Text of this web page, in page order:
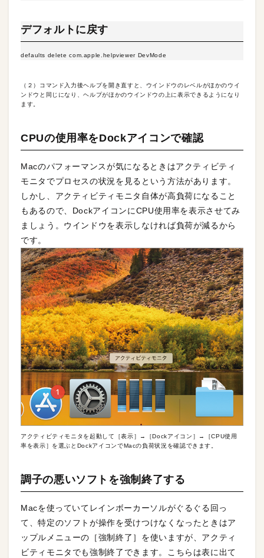
デフォルトに戻す
defaults delete com.apple.helpviewer DevMode
（２）コマンド入力後ヘルプを開き直すと、ウインドウのレベルがほかのウイ
ンドウと同じになり、ヘルプがほかのウインドウの上に表示できるようになり
ます。
CPUの使用率をDockアイコンで確認
Macのパフォーマンスが気になるときはアクティビティ
モニタでプロセスの状況を見るという方法があります。
しかし、アクティビティモニタ自体が高負荷になること
もあるので、DockアイコンにCPU使用率を表示させてみ
ましょう。ウインドウを表示しなければ負荷が減るから
です。
アクティビティモニタを起動して［表示］→［Dockアイコン］→［CPU使用
率を表示］を選ぶとDockアイコンでMacの負荷状況を確認できます。
調子の悪いソフトを強制終了する
Macを使っていてレインボーカーソルがぐるぐる回っ
て、特定のソフトが操作を受けつけなくなったときはア
ップルメニューの［強制終了］を使いますが、アクティ
ビティモニタでも強制終了できます。こちらは表に出て